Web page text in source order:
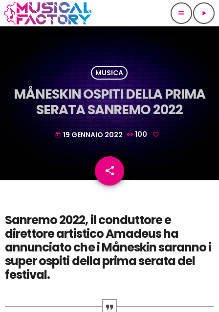
menu play_arrow
MUSICA
MÅNESKIN OSPITI DELLA PRIMA
SERATA SANREMO 2022
today 19 GENNAIO 2022 100
share
email
Sanremo 2022, il conduttore e
direttore artistico Amadeus ha
annunciato che i Måneskin saranno i
super ospiti della prima serata del
festival.